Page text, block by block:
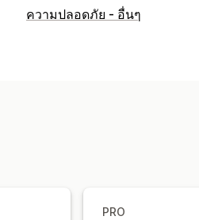
สินทรัพย์ที่ได้รับการคุ้มครอง
ความปลอดภัย - อื่นๆ
PRO